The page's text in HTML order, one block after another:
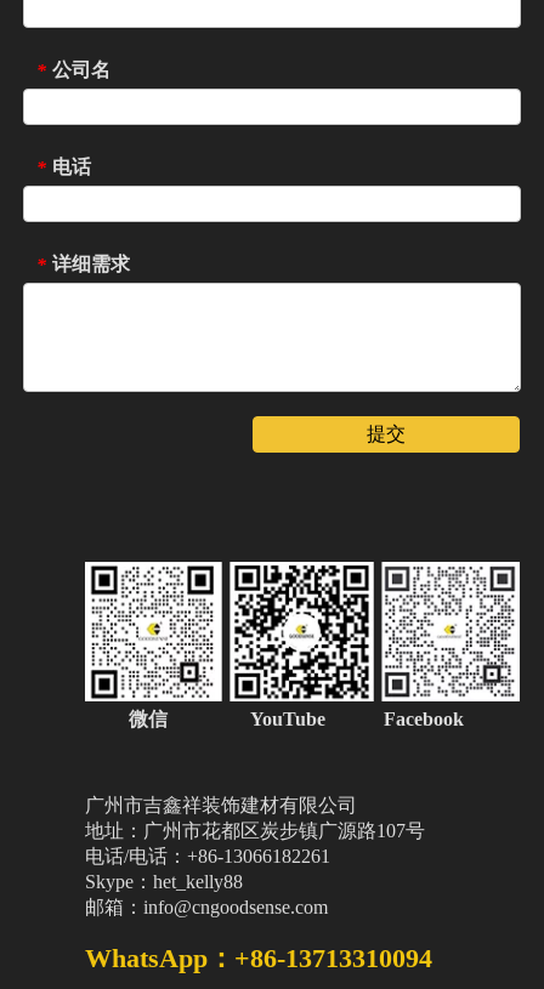
* 公司名
* 电话
* 详细需求
提交
微信 YouTube Facebook
广州市吉鑫祥装饰建材有限公司
地址：广州市花都区炭步镇广源路107号
电话/电话：+86-13066182261
Skype：het_kelly88
邮箱：info@cngoodsense.com
WhatsApp：+86-13713310094